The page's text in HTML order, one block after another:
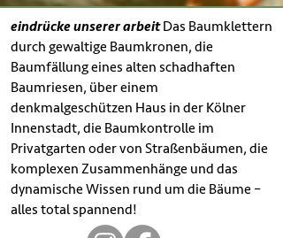
eindrücke unsere arbeitDas Baumklettern
durch gewaltige Baumkronen, die
Baumfällung eines alten schadhaften
Baumriesen, über einem denkmal-
geschützen Haus in der Kölner Innenstadt,
die Baumkontrolle von Straßenbäumen,
die komplexen Zusammenhänge und das
dynamische Wissen rund um die Bäume –
alles total spannend!
eindrücke unserer arbeitDas Baumklettern
durch gewaltige Baumkronen, die
Baumfällung eines alten schadhaften
Baumriesen, über einem
denkmalgeschützen Haus in der Kölner
Innenstadt, die Baumkontrolle im
Privatgarten oder von Straßenbäumen, die
komplexen Zusammenhänge und das
dynamische Wissen rund um die Bäume –
alles total spannend!